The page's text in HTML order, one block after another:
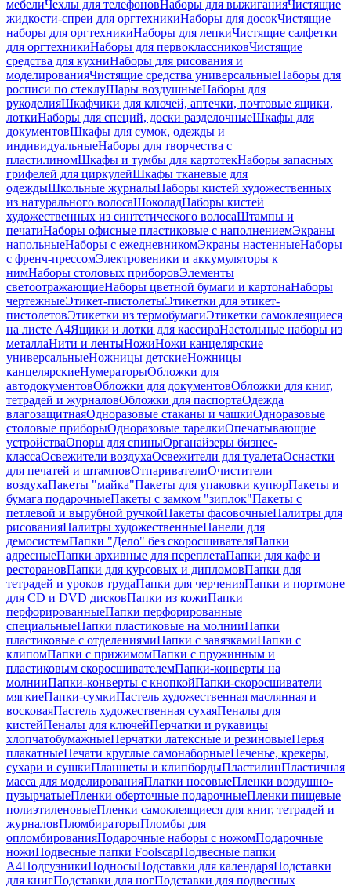
мебелиЧехлы для телефоновНаборы для выжиганияЧистящие
жидкости-спреи для оргтехникиНаборы для досокЧистящие
наборы для оргтехникиНаборы для лепкиЧистящие салфетки
для оргтехникиНаборы для первоклассниковЧистящие
средства для кухниНаборы для рисования и
моделированияЧистящие средства универсальныеНаборы для
росписи по стеклуШары воздушныеНаборы для
рукоделияШкафчики для ключей, аптечки, почтовые ящики,
лоткиНаборы для специй, доски разделочныеШкафы для
документовШкафы для сумок, одежды и
индивидуальныеНаборы для творчества с
пластилиномШкафы и тумбы для картотекНаборы запасных
грифелей для циркулейШкафы тканевые для
одеждыШкольные журналыНаборы кистей художественных
из натурального волосаШоколадНаборы кистей
художественных из синтетического волосаШтампы и
печатиНаборы офисные пластиковые с наполнениемЭкраны
напольныеНаборы с ежедневникомЭкраны настенныеНаборы
с френч-прессомЭлектровеники и аккумуляторы к
нимНаборы столовых приборовЭлементы
светоотражающиеНаборы цветной бумаги и картонаНаборы
чертежныеЭтикет-пистолетыЭтикетки для этикет-
пистолетовЭтикетки из термобумагиЭтикетки самоклеящиеся
на листе А4Ящики и лотки для кассираНастольные наборы из
металлаНити и лентыНожиНожи канцелярские
универсальныеНожницы детскиеНожницы
канцелярскиеНумераторыОбложки для
автодокументовОбложки для документовОбложки для книг,
тетрадей и журналовОбложки для паспортаОдежда
влагозащитнаяОдноразовые стаканы и чашкиОдноразовые
столовые приборыОдноразовые тарелкиОпечатывающие
устройстваОпоры для спиныОрганайзеры бизнес-
классаОсвежители воздухаОсвежители для туалетаОснастки
для печатей и штамповОтпаривателиОчистители
воздухаПакеты "майка"Пакеты для упаковки купюрПакеты и
бумага подарочныеПакеты с замком "зиплок"Пакеты с
петлевой и вырубной ручкойПакеты фасовочныеПалитры для
рисованияПалитры художественныеПанели для
демосистемПапки "Дело" без скоросшивателяПапки
адресныеПапки архивные для переплетаПапки для кафе и
ресторановПапки для курсовых и дипломовПапки для
тетрадей и уроков трудаПапки для черченияПапки и портмоне
для CD и DVD дисковПапки из кожиПапки
перфорированныеПапки перфорированные
специальныеПапки пластиковые на молнииПапки
пластиковые с отделениямиПапки с завязкамиПапки с
клипомПапки с прижимомПапки с пружинным и
пластиковым скоросшивателемПапки-конверты на
молнииПапки-конверты с кнопкойПапки-скоросшиватели
мягкиеПапки-сумкиПастель художественная маслянная и
восковаяПастель художественная сухаяПеналы для
кистейПеналы для ключейПерчатки и рукавицы
хлопчатобумажныеПерчатки латексные и резиновыеПерья
плакатныеПечати круглые самонаборныеПеченье, крекеры,
сухари и сушкиПланшеты и клипбордыПластилинПластичная
масса для моделированияПлатки носовыеПленки воздушно-
пузырчатыеПленки оберточные подарочныеПленки пищевые
полиэтиленовыеПленки самоклеящиеся для книг, тетрадей и
журналовПломбираторыПломбы для
опломбированияПодарочные наборы с ножомПодарочные
ножиПодвесные папки FoolscapПодвесные папки
А4ПодгузникиПодносыПодставки для календаряПодставки
для книгПодставки для ногПодставки для подвесных